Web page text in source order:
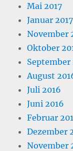
Mai 2017
Januar 2017
November
Oktober
September
August
Juli 2016
Juni 2016
Februar
Dezember
November